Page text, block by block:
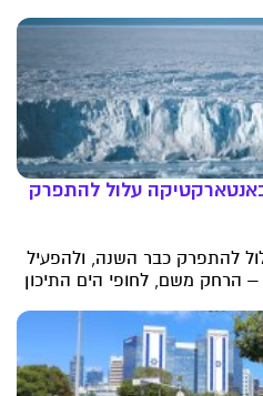
באנטארקטיקה עלול להתפרק
להתפרק כבר השנה, ולהפעיל
– הרחק משם, לחופי הים התיכון